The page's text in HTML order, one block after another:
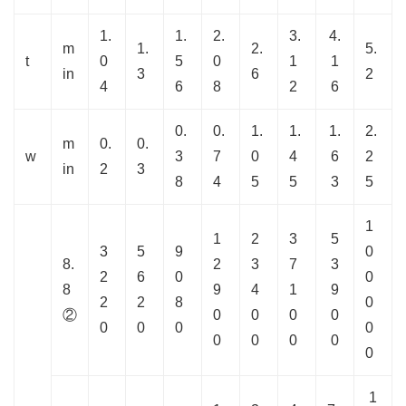
t
m
in
1.
0
4
1.
3
1.
5
6
2.
0
8
2.
6
3.
1
2
4.
1
6
5.
2
w
m
in
0.
2
0.
3
0.
3
8
0.
7
4
1.
0
5
1.
4
5
1.
6
3
2.
2
5
8.
8
②
3
2
2
0
5
6
2
0
9
0
8
0
1
2
9
0
0
2
3
4
0
0
3
7
1
0
0
5
3
9
0
0
1
0
0
0
0
0
1